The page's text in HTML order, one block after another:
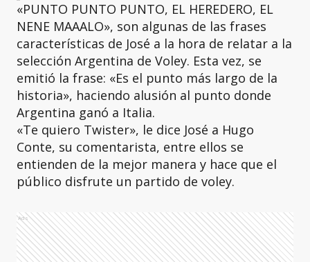
«PUNTO PUNTO PUNTO, EL HEREDERO, EL
NENE MAAALO», son algunas de las frases
características de José a la hora de relatar a la
selección Argentina de Voley. Esta vez, se
emitió la frase: «Es el punto más largo de la
historia», haciendo alusión al punto donde
Argentina ganó a Italia.
«Te quiero Twister», le dice José a Hugo
Conte, su comentarista, entre ellos se
entienden de la mejor manera y hace que el
público disfrute un partido de voley.
Ads